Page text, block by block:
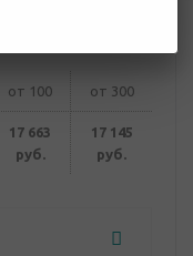
от 100 от 300
17 663
руб.
17 145
руб.